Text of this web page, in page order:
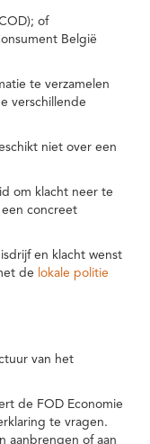
of
België
te verzamelen
verschillende
niet over een
om klacht neer te
concreet
en klacht wenst
de lokale politie
van het
de FOD Economie
te vragen.
aanbrengen of aan